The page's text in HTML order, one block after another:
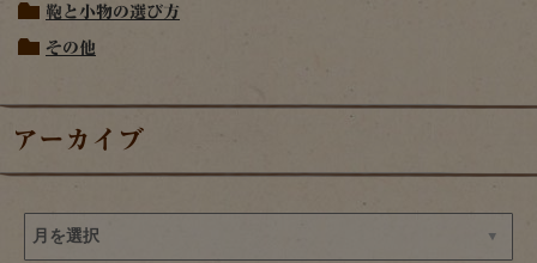
鞄と小物の選び方
その他
アーカイブ